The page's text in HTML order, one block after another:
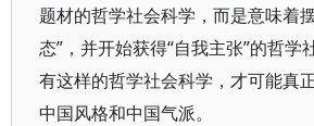
题材的哲学社会科学，而是意味着
态”，并开始获得“自我主张”的哲学
有这样的哲学社会科学，才可能真
中国风格和中国气派。